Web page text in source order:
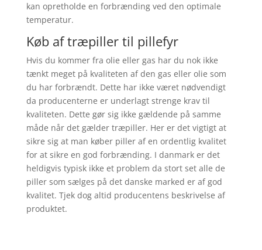
kan opretholde en forbrænding ved den optimale
temperatur.
Køb af træpiller til pillefyr
Hvis du kommer fra olie eller gas har du nok ikke
tænkt meget på kvaliteten af den gas eller olie som
du har forbrændt. Dette har ikke været nødvendigt
da producenterne er underlagt strenge krav til
kvaliteten. Dette gør sig ikke gældende på samme
måde når det gælder træpiller. Her er det vigtigt at
sikre sig at man køber piller af en ordentlig kvalitet
for at sikre en god forbrænding. I danmark er det
heldigvis typisk ikke et problem da stort set alle de
piller som sælges på det danske marked er af god
kvalitet. Tjek dog altid producentens beskrivelse af
produktet.